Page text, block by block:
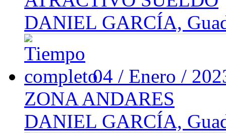
DANIEL GARCÍA,
04 / Enero /
ZONA ANDARES
DANIEL GARCÍA,